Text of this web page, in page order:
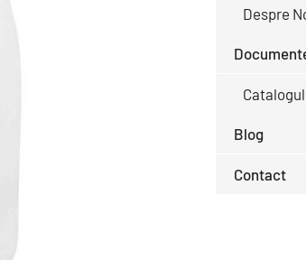
Despre
Catalogul
Blog
Contact